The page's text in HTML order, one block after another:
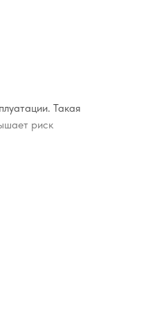
Такая
риск
развития